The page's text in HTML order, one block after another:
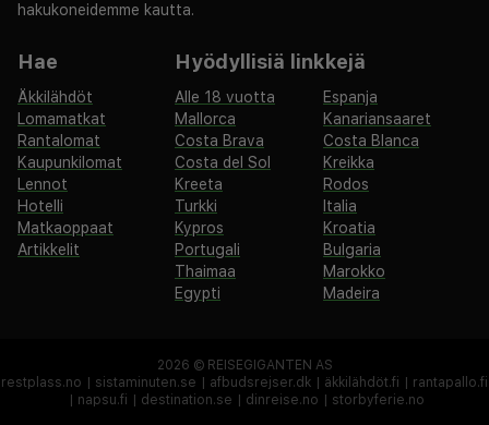
hakukoneidemme kautta.
Hae
Äkkilähdöt
Lomamatkat
Rantalomat
Kaupunkilomat
Lennot
Hotelli
Matkaoppaat
Artikkelit
Hyödyllisiä linkkejä
Alle 18 vuotta
Espanja
Mallorca
Kanariansaaret
Costa Brava
Costa Blanca
Costa del Sol
Kreikka
Kreeta
Rodos
Turkki
Italia
Kypros
Kroatia
Portugali
Bulgaria
Thaimaa
Marokko
Egypti
Madeira
2026 © REISEGIGANTEN AS
restplass.no
sistaminuten.se afbudsrejser.dk äkkilähdöt.fi
rantapallo.fi
napsu.fi destination.se dinreise.no storbyferie.no